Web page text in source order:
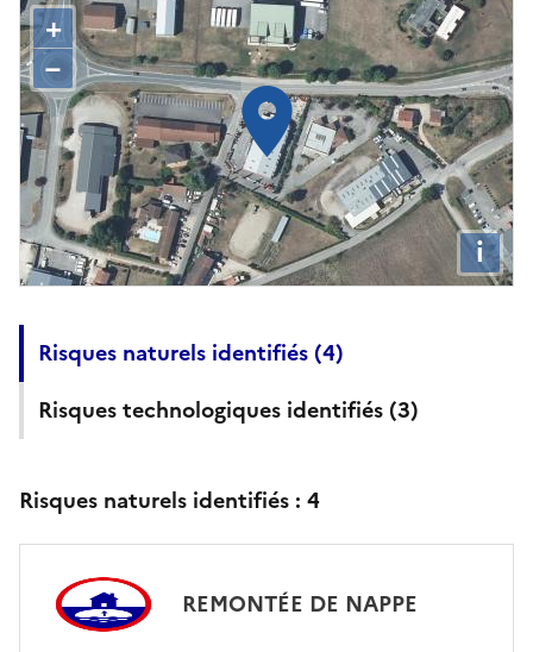
+
–
i
Risques naturels identifiés (4)
Risques technologiques identifiés (3)
Risques naturels identifiés : 4
REMONTÉE DE NAPPE